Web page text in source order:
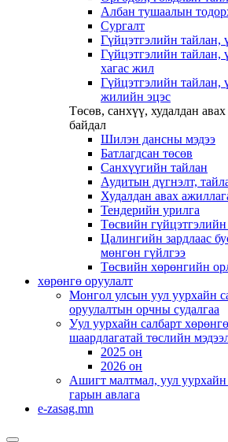
Албан тушаалын
Сургалт
Гүйцэтгэлийн тайлан,
Гүйцэтгэлийн тайлан,
хагас жил
Гүйцэтгэлийн тайлан,
жилийн эцэс
Төсөв, санхүү, худалдан
байдал
Шилэн дансны мэдээ
Батлагдсан төсөв
Санхүүгийн тайлан
Аудитын дүгнэлт,
Худалдан авах
Тендерийн урилга
Төсвийн гүйцэтгэлийн
Цалингийн зардлаас
мөнгөн гүйлгээ
Төсвийн хөрөнгийн
хөрөнгө оруулалт
Монгол улсын уул уурхайн
оруулалтын орчны судалгаа
Уул уурхайн салбарт
шаардлагатай төслийн
2025 он
2026 он
Ашигт малтмал, уул
гарын авлага
e-zasag.mn